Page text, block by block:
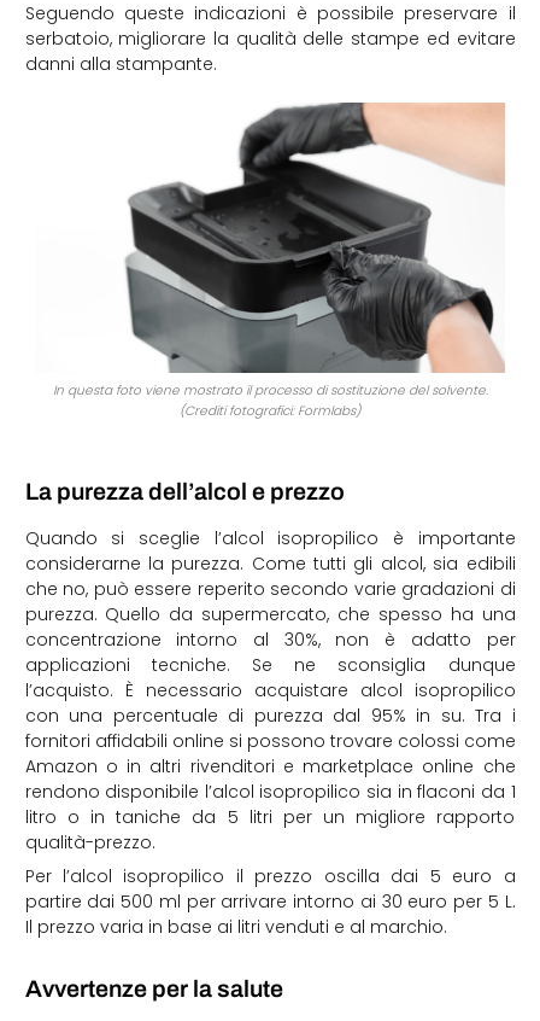
Seguendo queste indicazioni è possibile preservare il
serbatoio, migliorare la qualità delle stampe ed evitare
danni alla stampante.
In questa foto viene mostrato il processo di sostituzione del solvente.
(Crediti fotografici: Formlabs)
La purezza dell’alcol e prezzo
Quando si sceglie l’alcol isopropilico è importante
considerarne la purezza. Come tutti gli alcol, sia edibili
che no, può essere reperito secondo varie gradazioni di
purezza. Quello da supermercato, che spesso ha una
concentrazione intorno al 30%, non è adatto per
applicazioni tecniche. Se ne sconsiglia dunque
l’acquisto. È necessario acquistare alcol isopropilico
con una percentuale di purezza dal 95% in su. Tra i
fornitori affidabili online si possono trovare colossi come
Amazon o in altri rivenditori e marketplace online che
rendono disponibile l’alcol isopropilico sia in flaconi da 1
litro o in taniche da 5 litri per un migliore rapporto
qualità-prezzo.
Per l’alcol isopropilico il prezzo oscilla dai 5 euro a
partire dai 500 ml per arrivare intorno ai 30 euro per 5 L.
Il prezzo varia in base ai litri venduti e al marchio.
Avvertenzeper la salute